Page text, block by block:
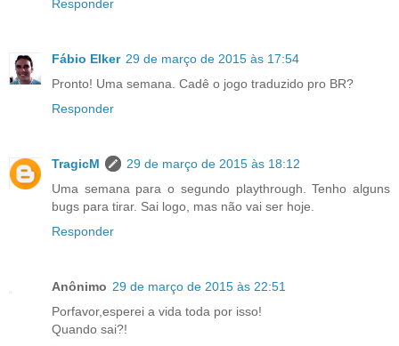
Responder
Fábio Elker 29 de março de 2015 às 17:54
Pronto! Uma semana. Cadê o jogo traduzido pro BR?
Responder
TragicM
29 de março de 2015 às 18:12
Uma semana para o segundo playthrough. Tenho alguns
bugs para tirar. Sai logo, mas não vai ser hoje.
Responder
Anônimo 29 de março de 2015 às 22:51
Porfavor,esperei a vida toda por isso!
Quando sai?!